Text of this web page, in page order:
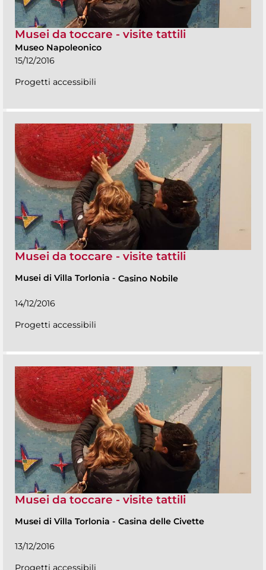
Musei da toccare - visite tattili
Museo Napoleonico
15/12/2016
Progetti accessibili
Musei da toccare - visite tattili
Musei di Villa Torlonia - Casino Nobile
14/12/2016
Progetti accessibili
Musei da toccare - visite tattili
Musei di Villa Torlonia - Casina delle Civette
13/12/2016
Progetti accessibili